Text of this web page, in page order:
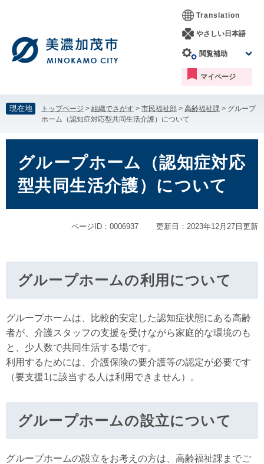
す。
し
て
本
へ
Translation
やさしい日本語
閲覧補助
マイページ
現在地 トップページ > 組織でさがす > 市民福祉部 > 高齢福祉課 > グループ
ホーム（認知症対応型共同生活介護）について
グループホーム（認知症対応
型共同生活介護）について
ページID：0006937 更新日：2023年12月27日更新
グループホームの利用について
グループホームは、比較的安定した認知症状態にある高齢
者が、介護スタッフの支援を受けながら家庭的な環境のも
と、少人数で共同生活する場です。
利用するためには、介護保険の要介護等の認定が必要です
（要支援1に該当する人は利用できません）。
グループホームの設立について
グループホームの設立をお考えの方は、高齢福祉課までご